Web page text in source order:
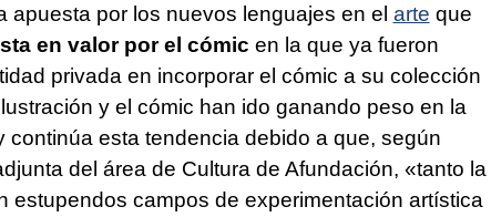
apuesta por los nuevos lenguajes en el arte que
en valor por el cómic en la que ya fueron
privada en incorporar el cómic a su colección
y el cómic han ido ganando peso en la
continúa esta tendencia debido a que, según
del área de Cultura de Afundación, «tanto la
estupendos campos de experimentación artística